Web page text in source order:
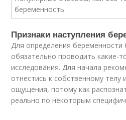
Признаки наступления
Для определения беременности
обязательно проводить какие-
исследования. Для начала
отнестись к собственному телу
ощущения, потому как
реально по некоторым